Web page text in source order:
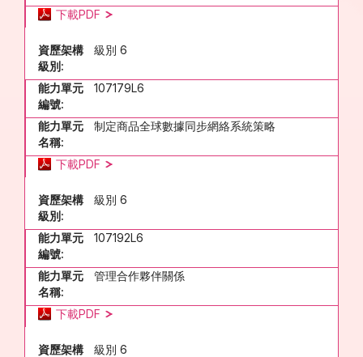
下載PDF
資歷架構
級別:
級別 6
能力單元
編號:
107179L6
能力單元
名稱:
制定商品全球數據同步網絡系統策略
下載PDF
資歷架構
級別:
級別 6
能力單元
編號:
107192L6
能力單元
名稱:
管理合作夥伴關係
下載PDF
資歷架構
級別 6